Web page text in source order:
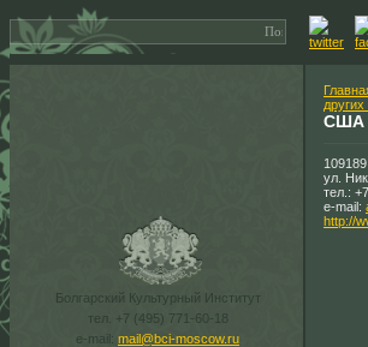
Болгарский Культурный Институт
тел. +7 (495) 771-60-18
e-mail: mail@bci-moscow.ru
США
ул.
тел.:
e-mail:
http://